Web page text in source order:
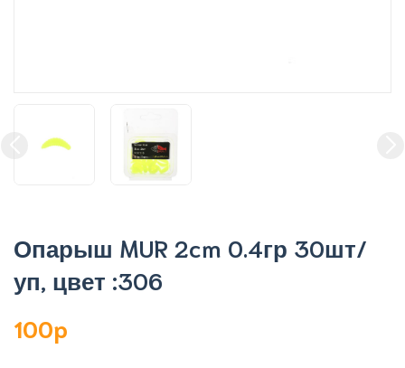
Опарыш MUR 2cm 0.4гр 30шт/
уп, цвет :306
100p